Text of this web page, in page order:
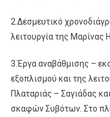
2.Δεσμευτικό
λειτουργία της Μαρίνας
3.Έργα αναβάθμισης –
εξοπλισμού και της
Πλαταριάς – Σαγιάδας
σκαφών Συβότων. Στο